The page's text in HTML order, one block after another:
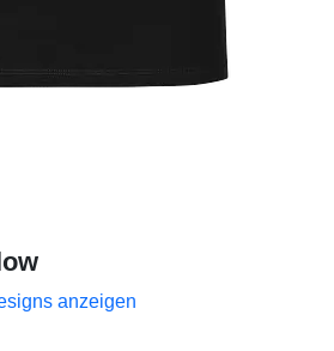
anzeigen